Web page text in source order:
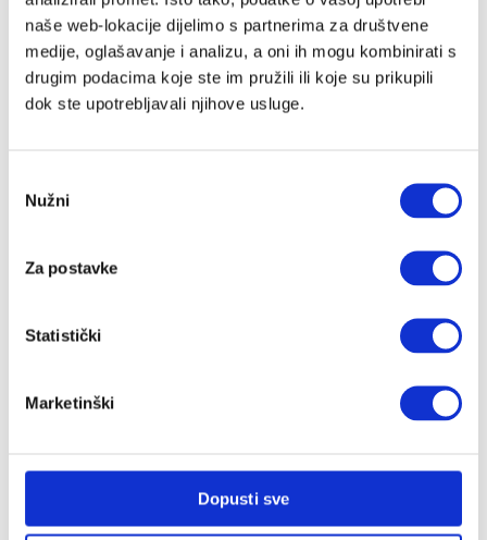
naše web-lokacije dijelimo s partnerima za društvene
medije, oglašavanje i analizu, a oni ih mogu kombinirati s
drugim podacima koje ste im pružili ili koje su prikupili
dok ste upotrebljavali njihove usluge.
pristanka
Nužni
Za postavke
Statistički
Marketinški
Dopusti sve
Novo u ponudi
Poklon iznenađenje
Autosjedalice
Adapteri
Grupa 0+
Grupa 2/3
Dječja sobica
Sofi krevetić
Prijenosni krevetići i dodaci
Njihaljke i ležaljke